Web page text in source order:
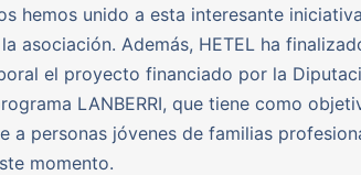
hemos unido a esta interesante
asociación. Además, HETEL ha
el proyecto financiado por la
LANBERRI, que tiene como
a personas jóvenes de familias
momento.